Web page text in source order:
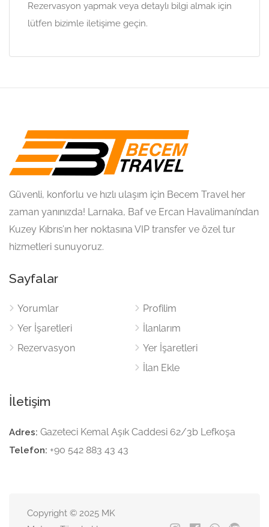
Rezervasyon yapmak veya detaylı bilgi almak için
lütfen bizimle iletişime geçin.
Güvenli, konforlu ve hızlı ulaşım için Becem Travel her
zaman yanınızda! Larnaka, Baf ve Ercan Havalimanı’ndan
Kuzey Kıbrıs’ın her noktasına VIP transfer ve özel tur
hizmetleri sunuyoruz.
Sayfalar
Yorumlar
Yer İşaretleri
Rezervasyon
Profilim
İlanlarım
Yer İşaretleri
İlan Ekle
İletişim
Adres: Gazeteci Kemal Aşık Caddesi 62/3b Lefkoşa
Telefon: +90 542 883 43 43
Copyright © 2025 MK